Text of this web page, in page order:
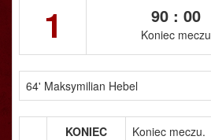
1 90 : 00
Koniec meczu
64' Maksymilian Hebel
KONIEC
Koniec meczu.